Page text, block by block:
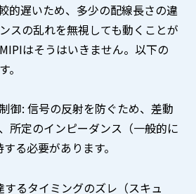
的遅いため、多少の配線長さの違
スの乱れを無視しても動くことが
はそうはいきません。以下の
御: 信号の反射を防ぐため、差動
所定のインピーダンス（一般的に
る必要があります。
るタイミングのズレ（スキュ